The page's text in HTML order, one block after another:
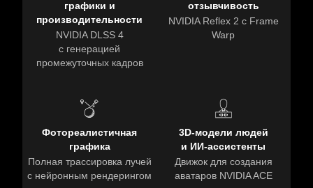
графики и
производительности
NVIDIA DLSS 4
с генерацией
промежуточных кадров
отзывчивость
NVIDIA Reflex 2 с Frame
Warp
Фотореалистичная
графика
Полная трассировка лучей
с нейронным рендерингом
3D-модели людей
и ИИ-ассистенты
Движок для создания
аватаров NVIDIA ACE